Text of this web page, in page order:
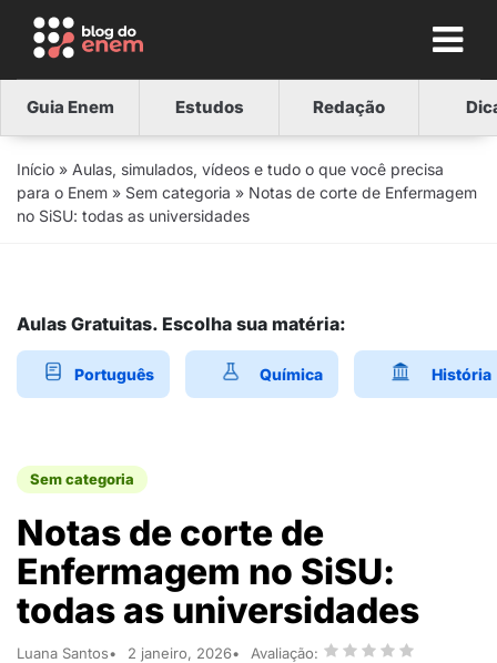
Guia Enem Estudos Redação
Início » Aulas, simulados, vídeos e tudo o que você precisa
para o Enem » Sem categoria » Notas de corte de Enfermagem
no SiSU: todas as universidades
Aulas Gratuitas. Escolha sua matéria:
Português Química História
Sem categoria
Notas de corte de
Enfermagem no SiSU:
todas as universidades
Luana Santos 2 janeiro, 2026 Avaliação: